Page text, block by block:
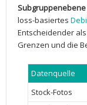
Subgruppenebene
loss-basiertes
Entscheidender
Grenzen und die
Datenquelle
Stock-Fotos